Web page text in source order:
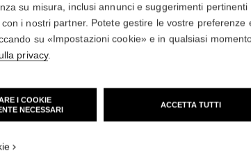
Più dettagli
Ref. 188168
9 TONALITÀ
su misura, inclusi annunci e suggerimenti pertinenti
i nostri partner. Potete gestire le vostre preferenze
su «Impostazioni cookie» e in qualsiasi
privacy.
I COOKIE
NECESSARI
ACCETTA TUTTI